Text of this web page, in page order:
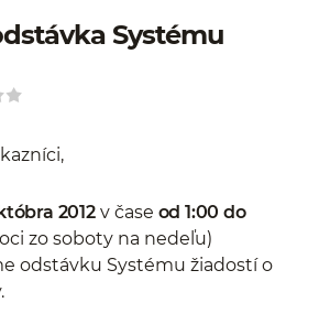
Systému
2012 v čase od 1:00 do
zo soboty na nedeľu)
odstávku Systému žiadostí o